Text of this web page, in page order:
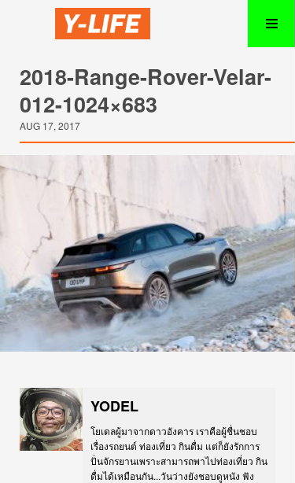
2018-Range-Rover-Velar-
012-1024×683
AUG 17, 2017
YODEL
โยเดลผู้มาจากดาวอังคาร เราคือผู้ชื่นชอบ
เรื่องรถยนต์ ท่องเที่ยว กินดื่ม แต่ก็ยังรักการ
ปั่นจักรยานเพราะสามารถพาไปท่องเที่ยว กิน
ดื่มได้เหมือนกัน...วันว่างยังชอบดูหนัง ฟัง